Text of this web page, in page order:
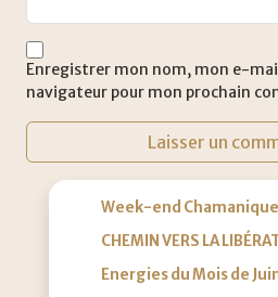
Enregistrer mon nom, mon e-
navigateur pour mon prochain
Week-end
CHEMIN VERS LA
Energies du Mois de